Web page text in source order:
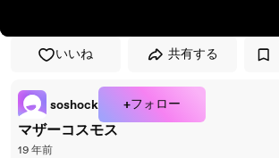
いいね 共有する
soshock +フォロー
マザーコスモス
19 年前